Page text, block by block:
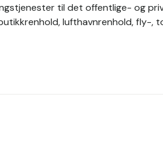
til det offentlige- og
lufthavnrenhold, fly-,